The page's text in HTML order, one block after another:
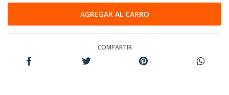
COMPARTIR